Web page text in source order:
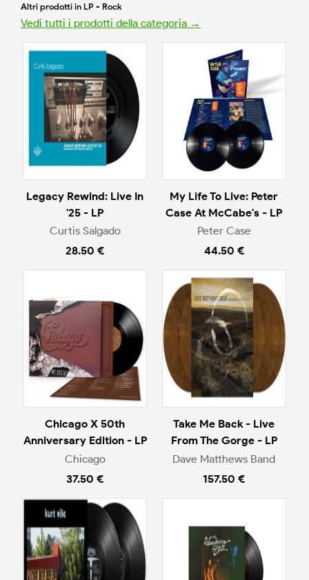
Altri prodotti in LP - Rock
Vedi tutti i prodotti della categoria →
Legacy Rewind: Live In
'25 - LP
Curtis Salgado
28.50 €
My Life To Live: Peter
Case At McCabe's - LP
Peter Case
44.50 €
Chicago X 50th
Anniversary Edition - LP
Chicago
37.50 €
Take Me Back - Live
From The Gorge - LP
Dave Matthews Band
157.50 €